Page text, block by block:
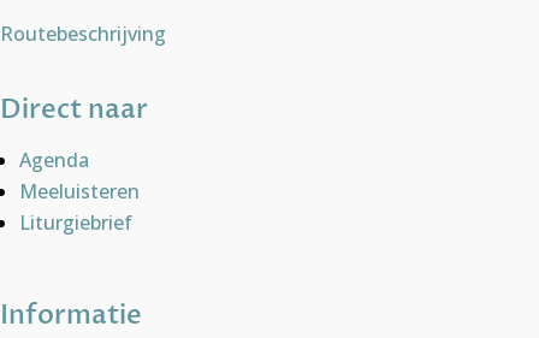
Routebeschrijving
Direct naar
Agenda
Meeluisteren
Liturgiebrief
Informatie